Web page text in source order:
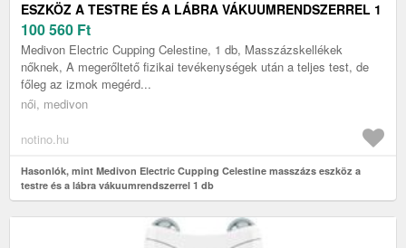
ESZKÖZ A TESTRE ÉS A LÁBRA VÁKUUMRENDSZERREL 1
DB
100 560 Ft
Medivon Electric Cupping Celestine, 1 db, Masszázskellékek
nőknek, A megerőltető fizikai tevékenységek után a teljes test, de
főleg az izmok megérd...
női, medivon
notino.hu
Hasonlók, mint Medivon Electric Cupping Celestine masszázs eszköz a
testre és a lábra vákuumrendszerrel 1 db